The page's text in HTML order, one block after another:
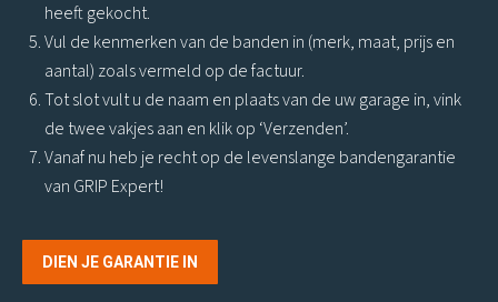
heeft gekocht.
Vul de kenmerken van de banden in (merk, maat, prijs en
aantal) zoals vermeld op de factuur.
Tot slot vult u de naam en plaats van de uw garage in, vink
de twee vakjes aan en klik op ‘Verzenden’.
Vanaf nu heb je recht op de levenslange bandengarantie
van GRIP Expert!
DIEN JE GARANTIE IN